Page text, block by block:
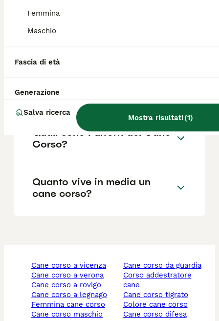
Femmina
Maschio
Fascia di età
Generazione
Salva ricerca
Mostra risultati(1)
Cane Corso può vivere in
Cane Corso?
Quali sono i difetti del Cane
Corso?
Quanto vive in media un
cane corso?
cane corso a vicenza
cane corso a verona
cane corso a rovigo
cane corso a legnago
femmina cane corso
cane corso maschio
cane corso da guardia
corso addestratore
cane
cane corso tigrato
colore cane corso
cane corso difesa